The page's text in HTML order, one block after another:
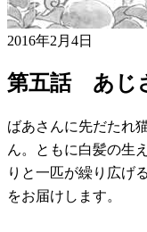
2016年2月4日
第五話 あじ
ばあさんに先だたれ
ん。ともに白髪の生
りと一匹が繰り広げ
をお届けします。